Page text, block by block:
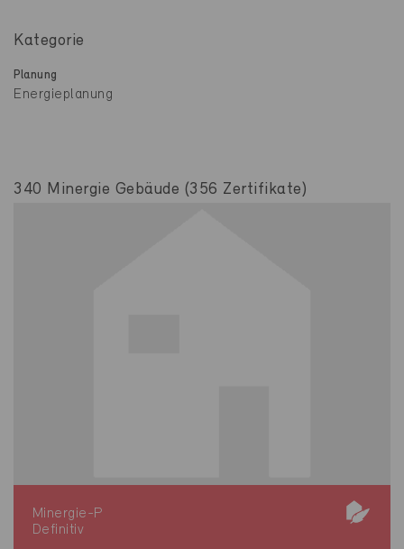
Kategorie
Planung
Energieplanung
340 Minergie Gebäude (356 Zertifikate)
Minergie-P
Definitiv